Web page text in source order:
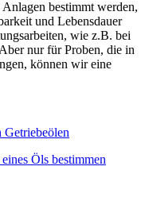
bestimmt werden,
und Lebensdauer
wie z.B. bei
nur für Proben, die in
können wir eine
Getriebeölen